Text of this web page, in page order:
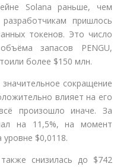
Solana раньше, чем
пришлось
токенов. Это число
запасов PENGU,
более $150 млн.
сокращение
влияет на его
произошло иначе. За
на 11,5%, на момент
уровне $0,0118.
снизилась до $742